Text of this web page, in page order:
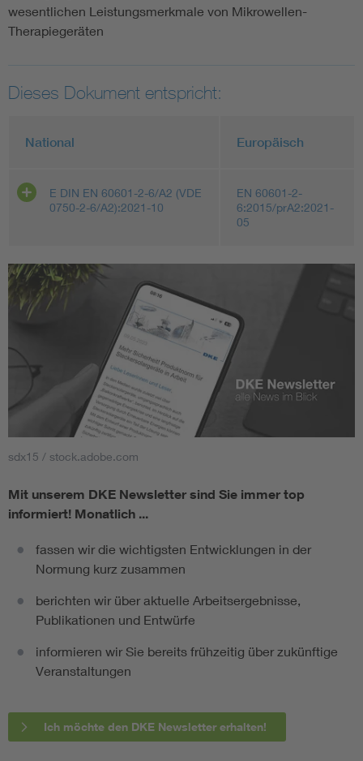
wesentlichen Leistungsmerkmale von Mikrowellen-
Therapiegeräten
Dieses Dokument entspricht:
National Europäisch
E DIN EN 60601-2-6/A2 (VDE
0750-2-6/A2):2021-10
EN 60601-2-
6:2015/prA2:2021-
05
sdx15 / stock.adobe.com
Mit unserem DKE Newsletter sind Sie immer top
informiert! Monatlich ...
fassen wir die wichtigsten Entwicklungen in der
Normung kurz zusammen
berichten wir über aktuelle Arbeitsergebnisse,
Publikationen und Entwürfe
informieren wir Sie bereits frühzeitig über zukünftige
Veranstaltungen
Ich möchte den DKE Newsletter erhalten!